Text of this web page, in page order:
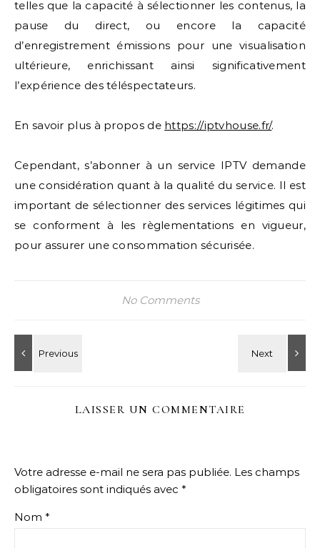
telles que la capacité à sélectionner les contenus, la
pause du direct, ou encore la capacité
d’enregistrement émissions pour une visualisation
ultérieure, enrichissant ainsi significativement
l’expérience des téléspectateurs.
En savoir plus à propos de https://iptvhouse.fr/.
Cependant, s’abonner à un service IPTV demande
une considération quant à la qualité du service. Il est
important de sélectionner des services légitimes qui
se conforment à les règlementations en vigueur,
pour assurer une consommation sécurisée.
No Comments
LAISSER UN COMMENTAIRE
Votre adresse e-mail ne sera pas publiée. Les champs
obligatoires sont indiqués avec *
Nom *